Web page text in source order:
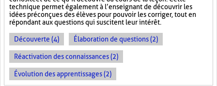
technique permet également à l’enseignant de découvrir les
idées préconçues des élèves pour pouvoir les corriger, tout en
répondant aux questions qui suscitent leur intérêt.
Découverte (4) Élaboration de questions (2)
Réactivation des connaissances (2)
Évolution des apprentissages (2)